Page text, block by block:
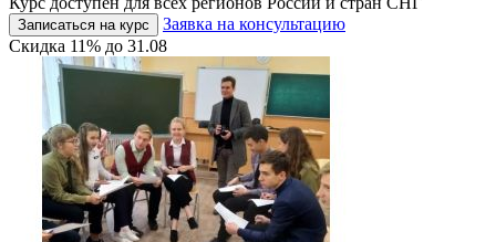
Записаться на курс
Заявка на консультацию
Скидка 11% до 31.08